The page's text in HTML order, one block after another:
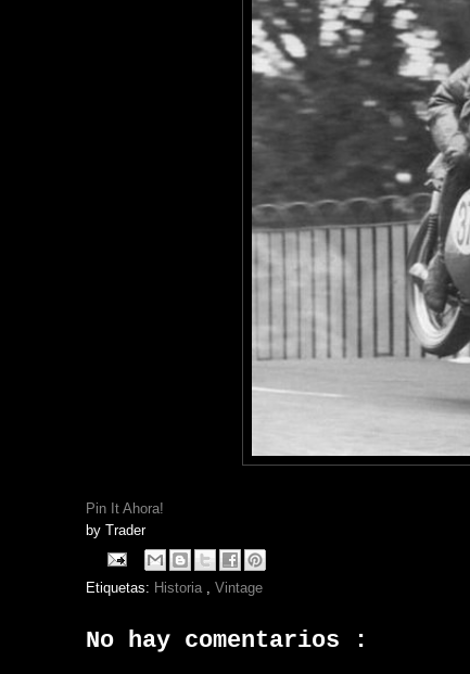
Pin It Ahora!
by Trader
Etiquetas: Historia Vintage
No hay comentarios :